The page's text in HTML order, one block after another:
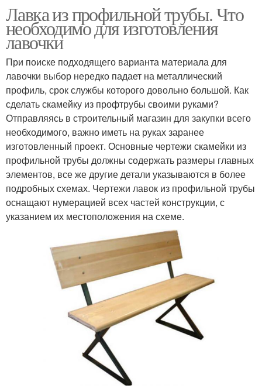
Лавка из профильной трубы. Что
необходимо для изготовления
лавочки
При поиске подходящего варианта материала для
лавочки выбор нередко падает на металлический
профиль, срок службы которого довольно большой. Как
сделать скамейку из профтрубы своими руками?
Отправляясь в строительный магазин для закупки всего
необходимого, важно иметь на руках заранее
изготовленный проект. Основные чертежи скамейки из
профильной трубы должны содержать размеры главных
элементов, все же другие детали указываются в более
подробных схемах. Чертежи лавок из профильной трубы
оснащают нумерацией всех частей конструкции, с
указанием их местоположения на схеме.